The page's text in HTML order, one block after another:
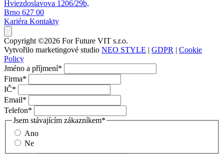
Hviezdoslavova 1206/29b,
Brno 627 00
Kariéra Kontakty
Copyright ©2026 For Future VIT s.r.o.
Vytvořilo marketingové studio NEO STYLE | GDPR | Cookie
Policy
Jméno a příjmení*
Firma*
IČ*
Email*
Telefon*
Jsem stávajícím zákazníkem*
Ano
Ne